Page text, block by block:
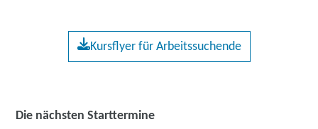
Kursflyer für Arbeitssuchende
Die nächsten Starttermine